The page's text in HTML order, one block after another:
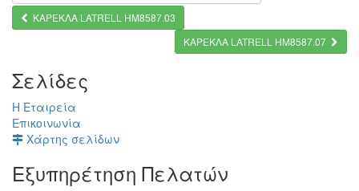
ΚΑΡΕΚΛΑ LATRELL HM8587.03
ΚΑΡΕΚΛΑ LATRELL HM8587.07
Σελίδες
Η Εταιρεία
Επικοινωνία
Χάρτης σελίδων
Εξυπηρέτηση Πελατών